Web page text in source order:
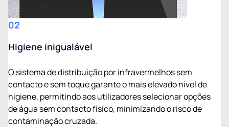
02
Higiene inigualável
O sistema de distribuição por infravermelhos sem
contacto e sem toque garante o mais elevado nível de
higiene, permitindo aos utilizadores selecionar opções
de água sem contacto físico, minimizando o risco de
contaminação cruzada.